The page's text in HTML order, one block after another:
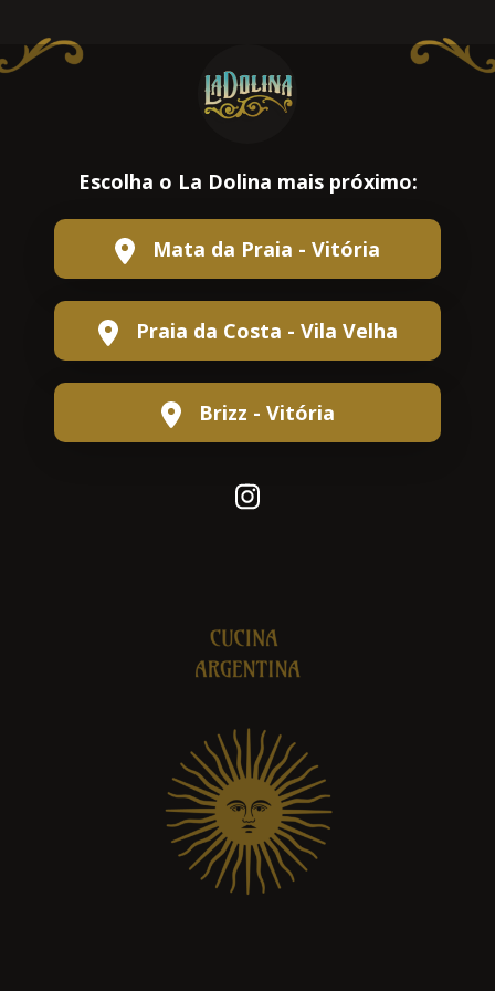
Escolha o La Dolina mais próximo:
Mata da Praia - Vitória
Praia da Costa - Vila Velha
Brizz - Vitória